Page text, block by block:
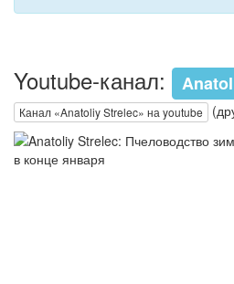
Youtube-канал:
Канал «Anatoliy Strelec» на youtube